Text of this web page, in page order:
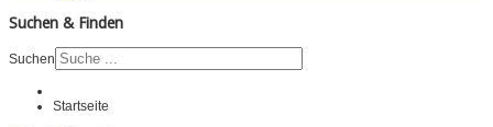
Suchen & Finden
Suchen
Startseite